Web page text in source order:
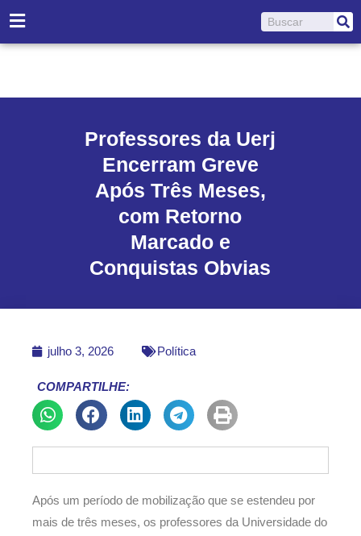
para
o
Pesquisar
Professores da Uerj
Encerram Greve
Após Três Meses,
com Retorno
Marcado e
Conquistas Obvias
julho 3, 2026 Política
COMPARTILHE:
Após um período de mobilização que se estendeu por
mais de três meses, os professores da Universidade do